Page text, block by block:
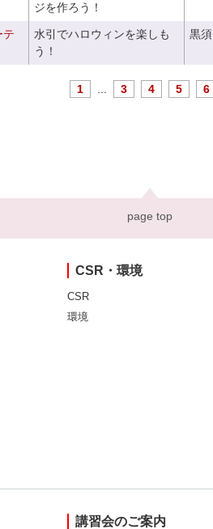
ジを作ろう！
テ
水引でハロウィンを楽しも
う！
黒須
1 3 4 5 6
page top
CSR・環境
CSR
環境
講習会のご案内